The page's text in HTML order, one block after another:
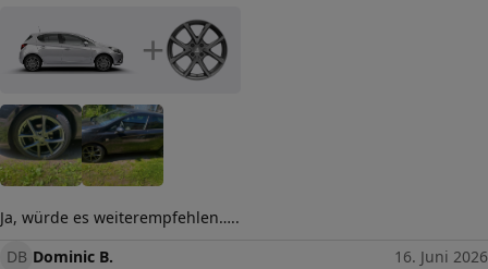
+
Ja, würde es weiterempfehlen…..
DB Dominic B.
16. Juni 2026